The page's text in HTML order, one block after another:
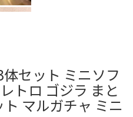
セット ミニソフ
トロ ゴジラ まと
マルガチャ ミニ